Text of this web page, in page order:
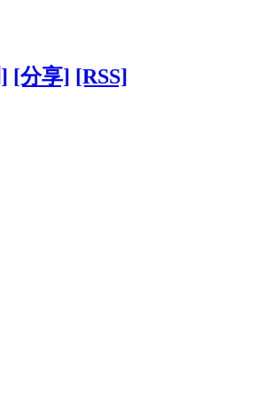
[分享] [RSS]